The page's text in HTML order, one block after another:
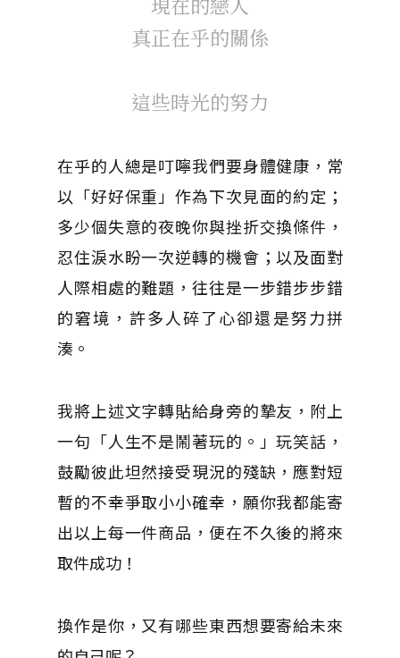
真正在乎的關係
這些時光的努力
在乎的人總是叮嚀我們要身體健康，常
以「好好保重」作為下次見面的約定；
多少個失意的夜晚你與挫折交換條件，
忍住淚水盼一次逆轉的機會；以及面對
人際相處的難題，往往是一步錯步步錯
的窘境，許多人碎了心卻還是努力拼
湊。
我將上述文字轉貼給身旁的摯友，附上
一句「人生不是鬧著玩的。」玩笑話，
鼓勵彼此坦然接受現況的殘缺，應對短
暫的不幸爭取小小確幸，願你我都能寄
出以上每一件商品，便在不久後的將來
取件成功！
換作是你，又有哪些東西想要寄給未來